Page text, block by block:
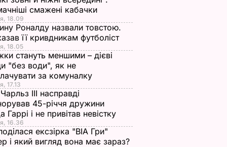
смажені кабачки
18.09
Роналду назвали товстою.
її кривдникам футболіст
18.05
стануть меншими – дієві
"без води", як не
за комуналку
17.13
III насправді
45-річчя дружини
Гаррі і не привітав невістку
16.36
ексзірка "ВІА Гри"
і який вигляд вона має зараз?